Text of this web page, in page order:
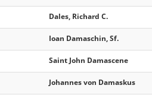
Dales, Richard C.
Ioan Damaschin, Sf.
Saint John Damascene
Johannes von Damaskus